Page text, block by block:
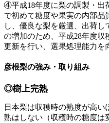
④平成18年度に梨の調製・出
で初めて糖度や果実の内部品
し、優良な梨を厳選、出荷
の増加のため、平成28年度
更新を行い、選果処理能力を
彦根梨の強み・取り組み
◎樹上完熟
日本梨は収穫時の熟度が高
熟はしない（収穫時の糖度は